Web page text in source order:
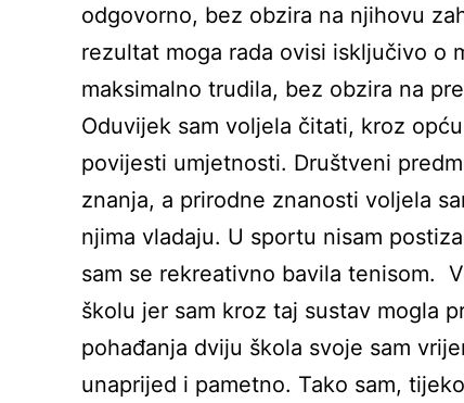
odgovorno, bez obzira na njihovu
rezultat moga rada ovisi isključivo o
maksimalno trudila, bez obzira na
Oduvijek sam voljela čitati, kroz
povijesti umjetnosti. Društveni
znanja, a prirodne znanosti voljela
njima vladaju. U sportu nisam
sam se rekreativno bavila tenisom.
školu jer sam kroz taj sustav mogla
pohađanja dviju škola svoje sam
unaprijed i pametno. Tako sam,